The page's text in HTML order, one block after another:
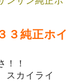
３純正ホイ
！！
スカイライ